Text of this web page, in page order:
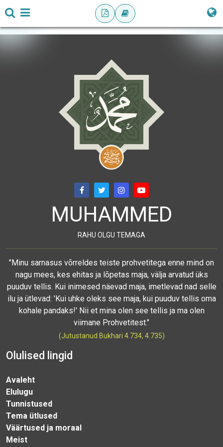
MUHAMMED
RAHU OLGU TEMAGA
"Minu sarnasus võrreldes teiste prohvetitega enne mind on
nagu mees, kes ehitas ja lõpetas maja, välja arvatud üks
puuduv tellis. Kui inimesed näevad maja, imetlevad nad selle
ilu ja ütlevad: 'Kui uhke oleks see maja, kui puuduv tellis oma
kohale pandaks!' Nii et mina olen see tellis ja ma olen
viimane Prohvetitest."
(Jutustanud Bukhari 4.734, 4.735)
Olulised lingid
Avaleht
Elulugu
Tunnistused
Tema ütlused
Väärtused ja moraal
Meist